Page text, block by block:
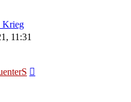
Krieg
11:31